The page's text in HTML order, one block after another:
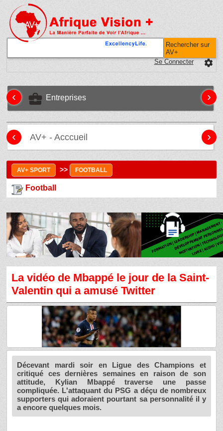
Rechercher sur
AV+
settings
Se Connecter
business_center Entreprises
‹ ›
AV+ - Acccueil
‹ ›
AV+ SPORT >> FOOTBALL
Football
La vidéo de Mbappé le jour de la Saint-
Valentin qui a amusé Twitter
Décevant mardi soir en Ligue des Champions et
critiqué ces dernières semaines en raison de son
attitude, Kylian Mbappé traverse une passe
compliquée. L'attaquant du PSG a déçu de nombreux
supporters qui adoraient pourtant sa personnalité il y
a encore quelques mois.